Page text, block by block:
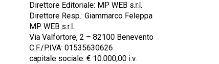
Direttore Editoriale: MP WEB s.r.l.
Direttore Resp.: Giammarco Feleppa
MP WEB s.r.l.
Via Valfortore, 2 – 82100 Benevento
C.F./P.IVA: 01535630626
capitale sociale: € 10.000,00 i.v.